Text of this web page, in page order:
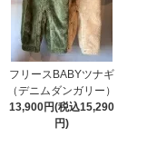
フリースBABYツナギ
（デニムダンガリー）
13,900円(税込15,290
円)